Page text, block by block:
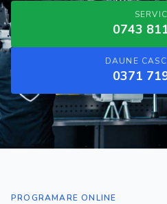
0743
DAUNE
0371
PROGRAMARE ONLINE